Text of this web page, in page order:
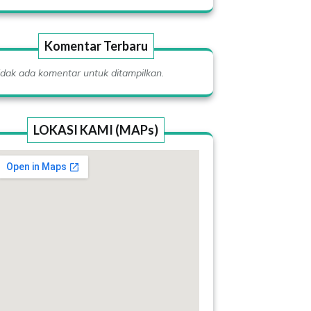
Komentar Terbaru
ada komentar untuk ditampilkan.
LOKASI KAMI (MAPs)